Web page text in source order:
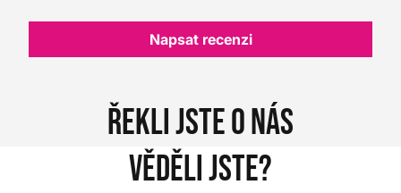
Napsat recenzi
Řekli jste o nás
Věděli jste?